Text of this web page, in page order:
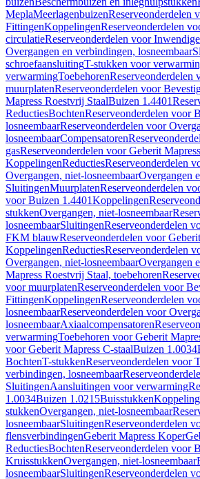
MeplaMeerlagenbuizenReserveonderdelen
FittingenKoppelingenReserveonderdelen
circulatieReserveonderdelen voor
Overgangen en verbindingen, losneembaar
schroefaansluitingT-stukken voor
verwarmingToebehorenReserveonderdelen
muurplatenReserveonderdelen voor
Mapress Roestvrij StaalBuizen 1.4401
ReductiesBochtenReserveonderdelen voor
losneembaarReserveonderdelen voor
losneembaarCompensatoren
gasReserveonderdelen voor Geberit
KoppelingenReductiesReserveonderdelen
Overgangen, niet-losneembaarOvergangen
SluitingenMuurplatenReserveonderdelen
voor Buizen 1.4401Koppelingen
stukkenOvergangen, niet-losneembaar
losneembaarSluitingenReserveonderdelen
FKM blauwReserveonderdelen voor
KoppelingenReductiesReserveonderdelen
Overgangen, niet-losneembaarOvergangen
Mapress Roestvrij Staal, toebehoren
voor muurplatenReserveonderdelen voor
FittingenKoppelingenReserveonderdelen
losneembaarReserveonderdelen voor
losneembaarAxiaalcompensatoren
verwarmingToebehoren voor Geberit
voor Geberit Mapress C-staalBuizen 1.0034
BochtenT-stukkenReserveonderdelen voor
verbindingen, losneembaar
SluitingenAansluitingen voor verwarming
1.0034Buizen 1.0215Buisstukken
stukkenOvergangen, niet-losneembaar
losneembaarSluitingenReserveonderdelen
flensverbindingenGeberit Mapress Koper
ReductiesBochtenReserveonderdelen voor
KruisstukkenOvergangen, niet-losneembaar
losneembaarSluitingenReserveonderdelen